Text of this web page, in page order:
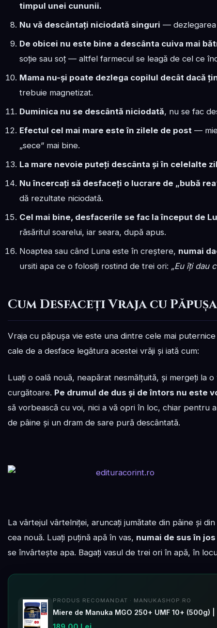
timpul unei cununii.
Nu vă descântați niciodată singuri — dezlegarea
De obicei nu este bine a descânta cuiva mai
soție sau soț — altfel farmecul se leagă de cel ce
Mama nu-și poate dezlega copilul decât dacă
trebuie magnetizat.
Duminica nu se descântă niciodată, nu se fac
Efectul cel mai mare este în zilele de post —
„sece” mai bine.
La mare nevoie puteți descânta și în celelalte
Nu încercați să desfaceți o lucrare de „bubă
dă rezultate niciodată.
Cel mai bine, desfacerile se fac la început de
răsăritul soarelui, iar seara, după apus.
Noaptea sau când Luna este în creștere, numai
ursiti apa ce o folosiți rostind de trei ori: „Eu îți dau
Cum Desfaceți Vraja cu
Vraja cu păpușa vie este una dintre cele mai
cale de a desface legătura acestei vrăji și iată cum:
Luați o oală nouă, neapărat nesmălțuită, și mergeți la
curgătoare. Pe drumul de dus și de întors nu este
să vorbească cu voi, nici a vă opri în loc, chiar pentru
de pâine și un dram de sare pură descântată.
La vârtejul vârtelniței, aruncați jumătate din pâine și
cea nouă. Luați puțină apă în vas, numai de sus în jos
se învârtește apa. Bagați vasul de trei ori în apă, în
PRODUS RECOMANDAT · MANUKASHOP.RO
Miere de Manuka MGO 250+ UMF 10+ (500g)